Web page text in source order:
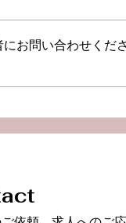
【
お問い合わせくださ